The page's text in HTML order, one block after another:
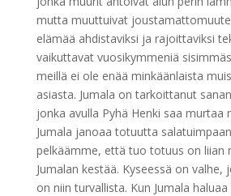
mutta muuttuivat
elämää ahdistaviksi ja rajoittaviksi
vaikuttavat vuosikymmeniä
meillä ei ole enää minkäänlaista
asiasta. Jumala on tarkoittanut
jonka avulla Pyhä Henki saa murtaa
Jumala janoaa totuutta
pelkäämme, että tuo totuus on liian
Jumalan kestää. Kyseessä on valhe,
on niin turvallista. Kun Jumala